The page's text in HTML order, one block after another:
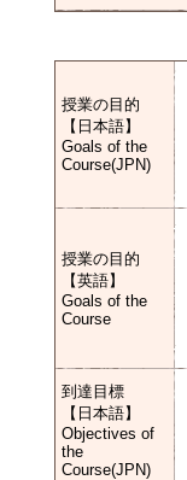
授業の目的
【日本語】
Goals of the
Course(JPN)
授業の目的
【英語】
Goals of the
Course
到達目標
【日本語】
Objectives of
the
Course(JPN)